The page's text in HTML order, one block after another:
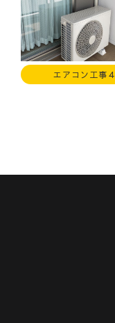
エアコン工事４